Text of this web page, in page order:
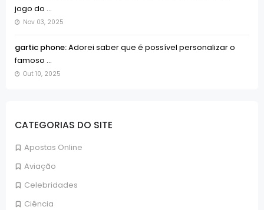
jogo do ...
Nov 03, 2025
gartic phone:Adorei saber que é possível personalizar o
famoso ...
Out 10, 2025
CATEGORIAS DO SITE
Apostas Online
Aviação
Celebridades
Ciência